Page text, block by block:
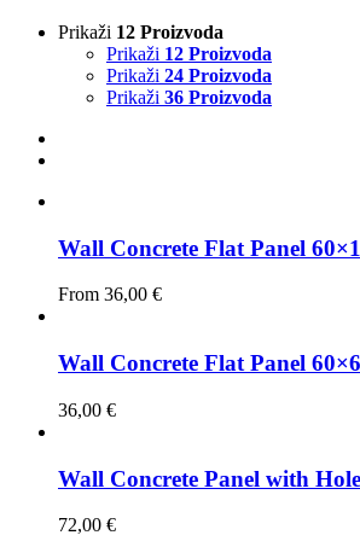
Prikaži 12 Proizvoda
Prikaži 12 Proizvoda
Prikaži 24 Proizvoda
Prikaži 36 Proizvoda
Wall Concrete Flat Panel
From 36,00 €
Wall Concrete Flat Panel
36,00 €
Wall Concrete Panel with
72,00 €